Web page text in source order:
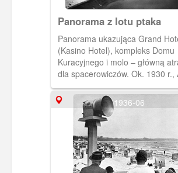
Panorama z lotu ptaka
Panorama ukazująca Grand
(Kasino Hotel), kompleks Domu
Kuracyjnego i molo – główną
dla spacerowiczów. Ok. 1930 r.,
Gdańsk. [IDX:2408,1174]
1936-06